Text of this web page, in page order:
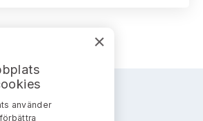
sorterade årsvis
ämnesvis
ansökningar och uttalanden
×
använder